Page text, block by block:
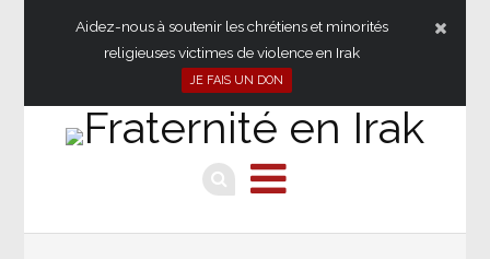
Aidez-nous à soutenir les chrétiens et minorités
religieuses victimes de violence en Irak
JE FAIS UN DON